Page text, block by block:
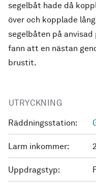
segelbåt hade då
över och kopplade
segelbåten på anvisad
fann att en nästan
brustit.
UTRYCKNING
Räddningsstation:
Larm inkommer:
Uppdragstyp: